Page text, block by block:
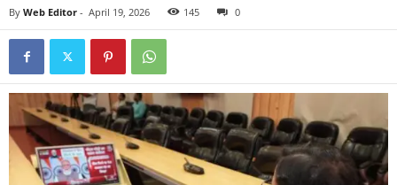
By Web Editor - April 19, 2026 145 0